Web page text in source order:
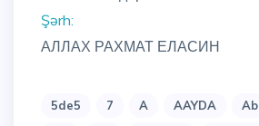
Şərh:
АЛЛАХ РАХМАТ ЕЛАСИН
5de5 7 A AAYDA Ab